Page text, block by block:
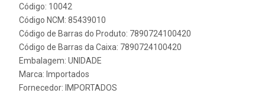
Código: 10042
Código NCM: 85439010
Código de Barras do Produto: 7890724100420
Código de Barras da Caixa: 7890724100420
Embalagem: UNIDADE
Marca: Importados
Fornecedor: IMPORTADOS